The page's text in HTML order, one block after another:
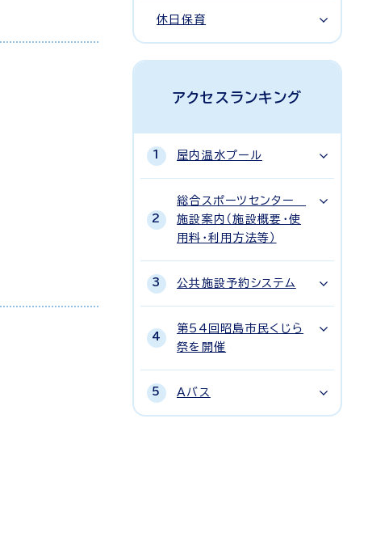
休日保育
アクセスランキング
屋内温水プール
総合スポーツセンター
施設案内（施設概要・使
用料・利用方法等）
公共施設予約システム
第54回昭島市民くじら
祭を開催
Aバス